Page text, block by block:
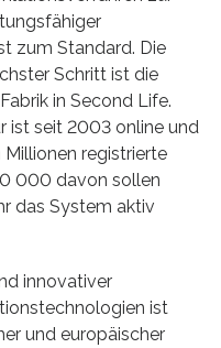
zum Standard. Die
Schritt ist die
in Second Life.
ist seit 2003 online und
registrierte
000 davon sollen
das System aktiv
innovativer
ist
und europäischer